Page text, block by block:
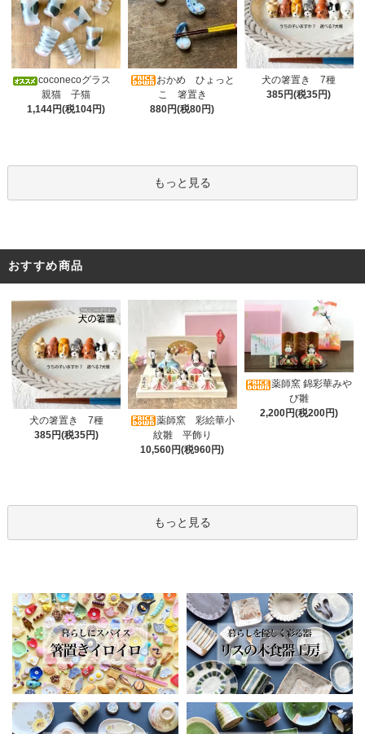
coconecoグラス
親猫 子猫
1,144円(税104円)
おかめ ひょっと
こ 箸置き
880円(税80円)
犬の箸置き 7種
385円(税35円)
もっと見る
おすすめ商品
犬の箸置き 7種
385円(税35円)
薬師窯 彩絵華小
紋雛 平飾り
10,560円(税960円)
薬師窯 錦彩華みや
び雛
2,200円(税200円)
もっと見る